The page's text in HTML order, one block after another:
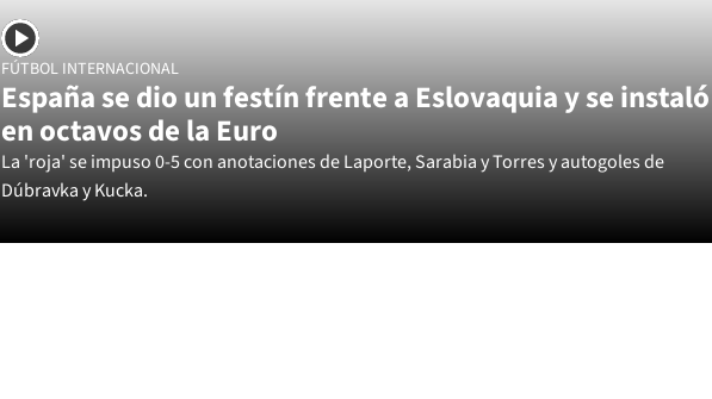
FÚTBOL INTERNACIONAL
España se dio un festín frente a Eslovaquia y se instaló
en octavos de la Euro
La 'roja' se impuso 0-5 con anotaciones de Laporte, Sarabia y Torres y autogoles de
Dúbravka y Kucka.